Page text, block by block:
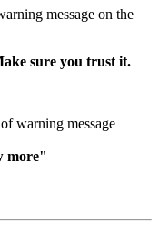
message on the
sure you trust it.
warning message
more"